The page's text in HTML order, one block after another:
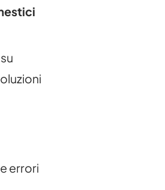
errori